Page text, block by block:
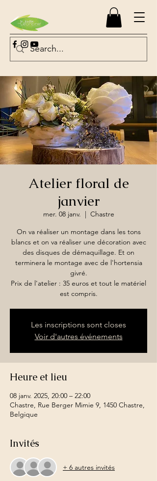
Atelier floral de
janvier
mer. 08 janv.
  |
Chastre
On va réaliser un montage dans les tons
blancs et on va réaliser une décoration avec
des disques de démaquillage. Et on
terminera le montage avec de l'hortensia
givré.
Prix de l'atelier : 35 euros et tout le matériel
Les inscriptions sont closes
Voir d'autres événements
Heure et lieu
08 janv. 2025, 20:00 – 22:00
Chastre, Rue Berger Mimie 9, 1450 Chastre,
Belgique
Invités
+ 6 autres invités